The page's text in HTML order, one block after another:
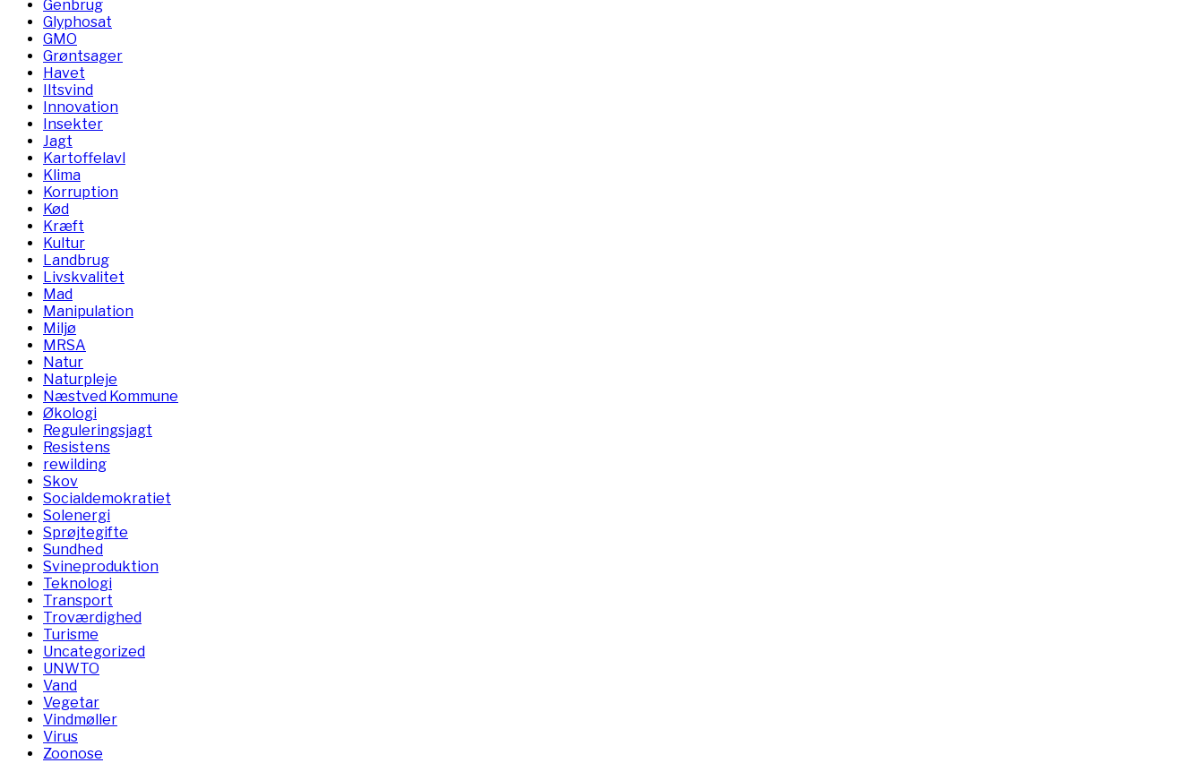
Genbrug
Glyphosat
GMO
Grøntsager
Havet
Iltsvind
Innovation
Insekter
Jagt
Kartoffelavl
Klima
Korruption
Kød
Kræft
Kultur
Landbrug
Livskvalitet
Mad
Manipulation
Miljø
MRSA
Natur
Naturpleje
Næstved Kommune
Økologi
Reguleringsjagt
Resistens
rewilding
Skov
Socialdemokratiet
Solenergi
Sprøjtegifte
Sundhed
Svineproduktion
Teknologi
Transport
Troværdighed
Turisme
Uncategorized
UNWTO
Vand
Vegetar
Vindmøller
Virus
Zoonose